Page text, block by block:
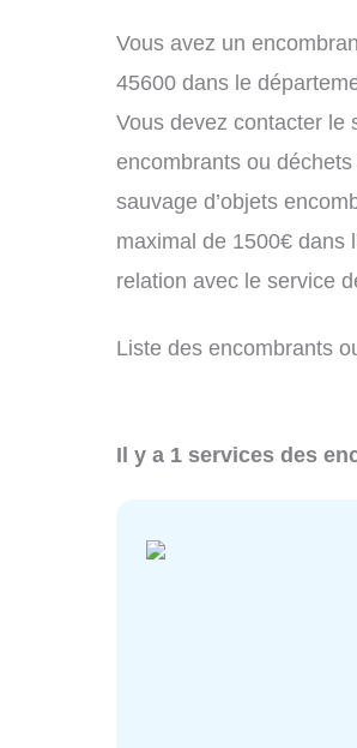
Vous avez un
45600 dans le
Vous devez contacter le
encombrants ou
sauvage d’objets
maximal de 1500€ dans
relation avec le service
Liste des encombrants
Il y a 1 services des